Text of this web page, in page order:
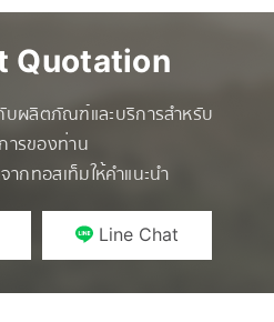
Quotation
บผลิตภัณฑ์และบริการสำหรับ
ารของท่าน
กทอสเท็มให้คำแนะนำ
Line Chat